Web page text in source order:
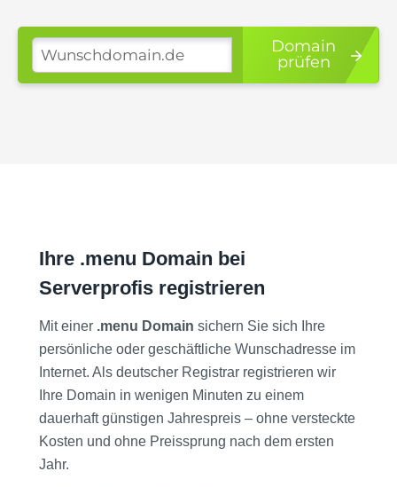
Domain
prüfen
Ihre .menu Domain bei
Serverprofis registrieren
Mit einer .menu Domain sichern Sie sich Ihre
persönliche oder geschäftliche Wunschadresse im
Internet. Als deutscher Registrar registrieren wir
Ihre Domain in wenigen Minuten zu einem
dauerhaft günstigen Jahrespreis – ohne versteckte
Kosten und ohne Preissprung nach dem ersten
Jahr.